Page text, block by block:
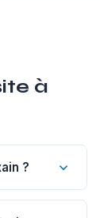
à
?
à 1